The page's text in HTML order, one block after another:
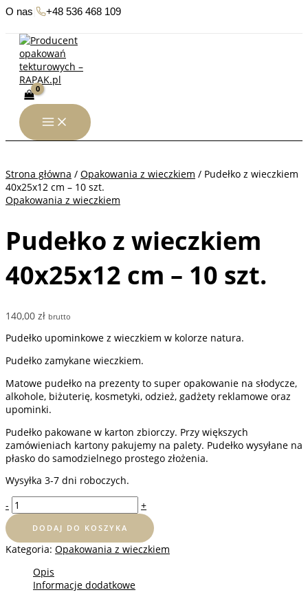
Przejdź
treści
O nas +48 536 468 109
Strona główna / Opakowania z wieczkiem / Pudełko z wieczkiem
40x25x12 cm – 10 szt.
Opakowania z wieczkiem
Pudełko z wieczkiem
40x25x12 cm – 10 szt.
140,00 zł brutto
Pudełko upominkowe z wieczkiem w kolorze natura.
Pudełko zamykane wieczkiem.
Matowe pudełko na prezenty to super opakowanie na słodycze,
alkohole, biżuterię, kosmetyki, odzież, gadżety reklamowe oraz
upominki.
Pudełko pakowane w karton zbiorczy. Przy większych
zamówieniach kartony pakujemy na palety. Pudełko wysyłane na
płasko do samodzielnego prostego złożenia.
Wysyłka 3-7 dni roboczych.
- ilość
Pudełko
wieczkiem
40x25x12
+
DODAJ DO KOSZYKA
Kategoria: Opakowania z wieczkiem
Opis
Informacje dodatkowe